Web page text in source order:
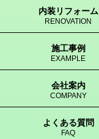
内装リフォーム
RENOVATION
施工事例
EXAMPLE
会社案内
COMPANY
よくある質問
FAQ